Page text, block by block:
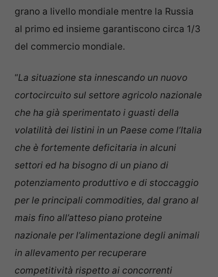
grano a livello mondiale mentre la Russia
al primo ed insieme garantiscono circa 1/3
del commercio mondiale.
“La situazione sta innescando un nuovo
cortocircuito sul settore agricolo nazionale
che ha già sperimentato i guasti della
volatilità dei listini in un Paese come l’Italia
che è fortemente deficitaria in alcuni
settori ed ha bisogno di un piano di
potenziamento produttivo e di stoccaggio
per le principali commodities, dal grano al
mais fino all’atteso piano proteine
nazionale per l’alimentazione degli animali
in allevamento per recuperare
competitività rispetto ai concorrenti